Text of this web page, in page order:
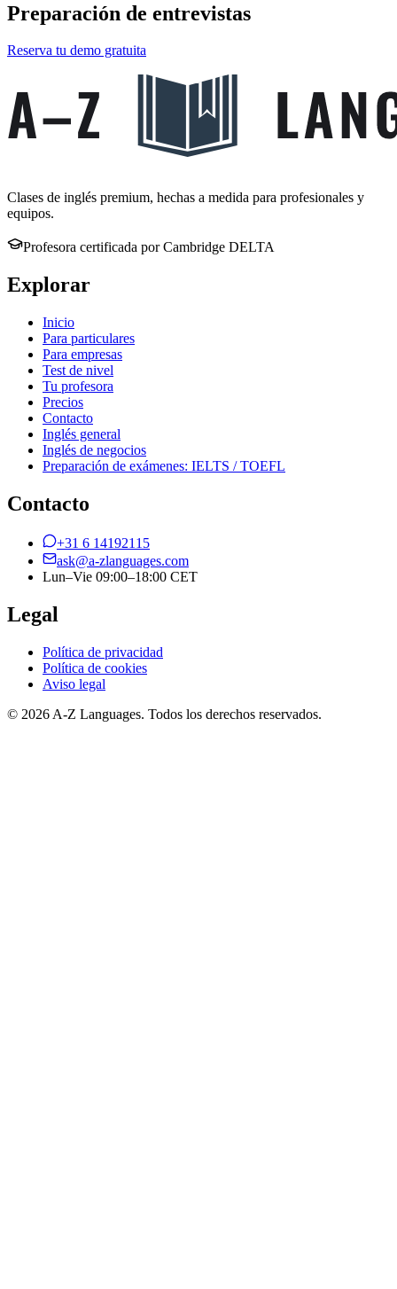
Preparación de entrevistas
Reserva tu demo gratuita
Clases de inglés premium, hechas a medida para profesionales y
equipos.
Profesora certificada por Cambridge DELTA
Explorar
Inicio
Para particulares
Para empresas
Test de nivel
Tu profesora
Precios
Contacto
Inglés general
Inglés de negocios
Preparación de exámenes: IELTS / TOEFL
Contacto
+31 6 14192115
ask@a-zlanguages.com
Lun–Vie 09:00–18:00 CET
Legal
Política de privacidad
Política de cookies
Aviso legal
© 2026 A-Z Languages. Todos los derechos reservados.